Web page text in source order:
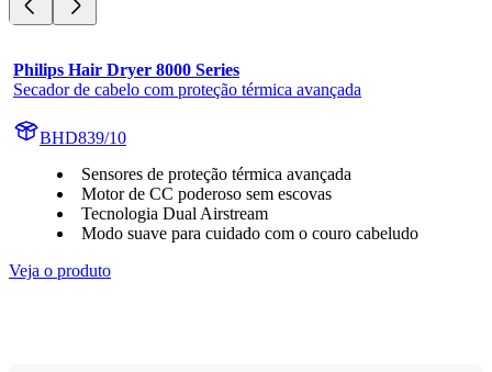
Philips Hair Dryer 8000 Series
Secador de cabelo com proteção térmica avançada
BHD839/10
Sensores de proteção térmica avançada
Motor de CC poderoso sem escovas
Tecnologia Dual Airstream
Modo suave para cuidado com o couro cabeludo
Veja o produto